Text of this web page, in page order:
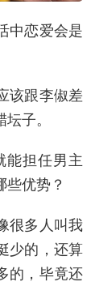
中恋爱会是
该跟李俶差
子。
能担任男主
优势？
很多人叫我
少的，还算
的，毕竟还